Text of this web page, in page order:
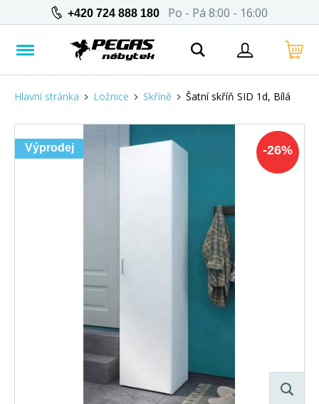
+420 724 888 180 Po - Pá 8:00 - 16:00
Hlavní stránka Ložnice Skříně Šatní skříň SID 1d, Bílá
-26%
Výprodej